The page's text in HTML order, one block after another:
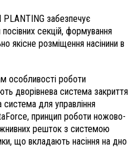
PLANTING забезпечує
секцій, формування
якісне розміщення насінини в
особливості роботи
дворівнева система закриття
система для управління
принцип роботи ножово-
решток з системою
що вкладають насіння на дно